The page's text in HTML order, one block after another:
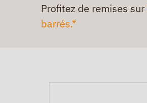
Profitez de remises sur
barrés.*